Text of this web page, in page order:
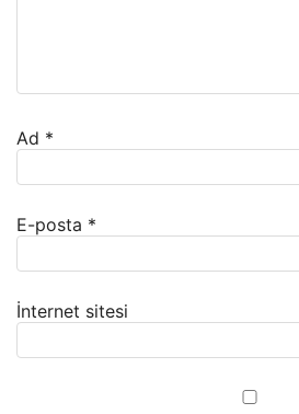
Ad *
E-posta *
İnternet sitesi